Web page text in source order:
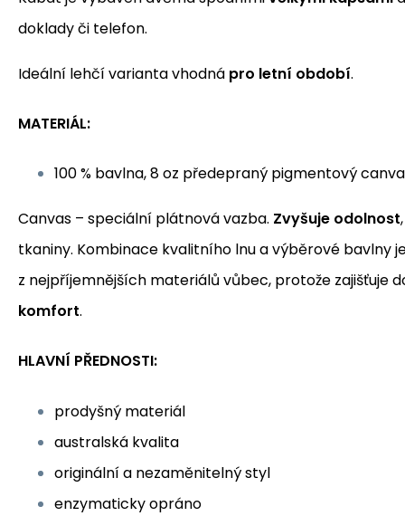
doklady či telefon.
Ideální lehčí varianta vhodná pro letní období.
MATERIÁL:
100 % bavlna, 8 oz předepraný pigmentový
Canvas – speciální plátnová vazba. Zvyšuje odolnost
tkaniny. Kombinace kvalitního lnu a výběrové bavlny
z nejpříjemnějších materiálů vůbec, protože zajišťuje
komfort.
HLAVNÍ PŘEDNOSTI:
prodyšný materiál
australská kvalita
originální a nezaměnitelný styl
enzymaticky opráno